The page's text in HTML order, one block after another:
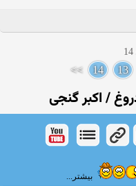
13
14
>>
/ اکبر گنجی
بیشتر...